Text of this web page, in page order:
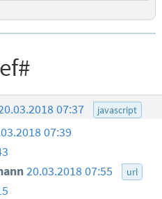
07:37 javascript
07:39
20.03.2018 07:55 url